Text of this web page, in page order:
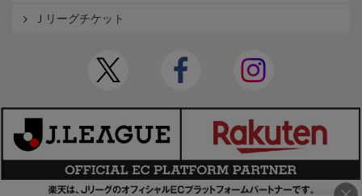
Ｊリーグチケット